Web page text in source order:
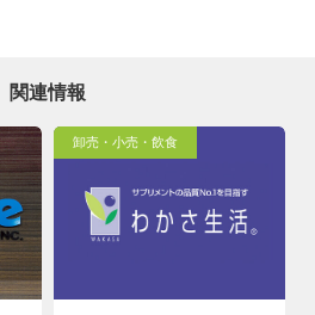
関連情報
卸売・小売・飲食